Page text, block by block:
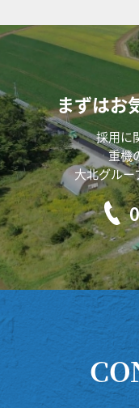
まずはお
採用に
重機
大北グルー